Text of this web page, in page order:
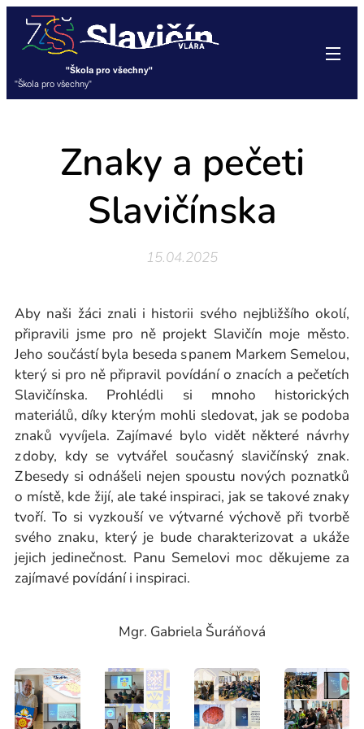
"Škola pro všechny"
"Škola pro všechny"
Znaky a pečeti
Slavičínska
15.04.2025
Aby naši žáci znali i historii svého nejbližšího okolí,
připravili jsme pro ně projekt Slavičín moje město.
Jeho součástí byla beseda s panem Markem Semelou,
který si pro ně připravil povídání o znacích a pečetích
Slavičínska. Prohlédli si mnoho historických
materiálů, díky kterým mohli sledovat, jak se podoba
znaků vyvíjela. Zajímavé bylo vidět některé návrhy
z doby, kdy se vytvářel současný slavičínský znak.
Z besedy si odnášeli nejen spoustu nových poznatků
o místě, kde žijí, ale také inspiraci, jak se takové znaky
tvoří. To si vyzkouší ve výtvarné výchově při tvorbě
svého znaku, který je bude charakterizovat a ukáže
jejich jedinečnost. Panu Semelovi moc děkujeme za
zajímavé povídání i inspiraci.
Mgr. Gabriela Šuráňová